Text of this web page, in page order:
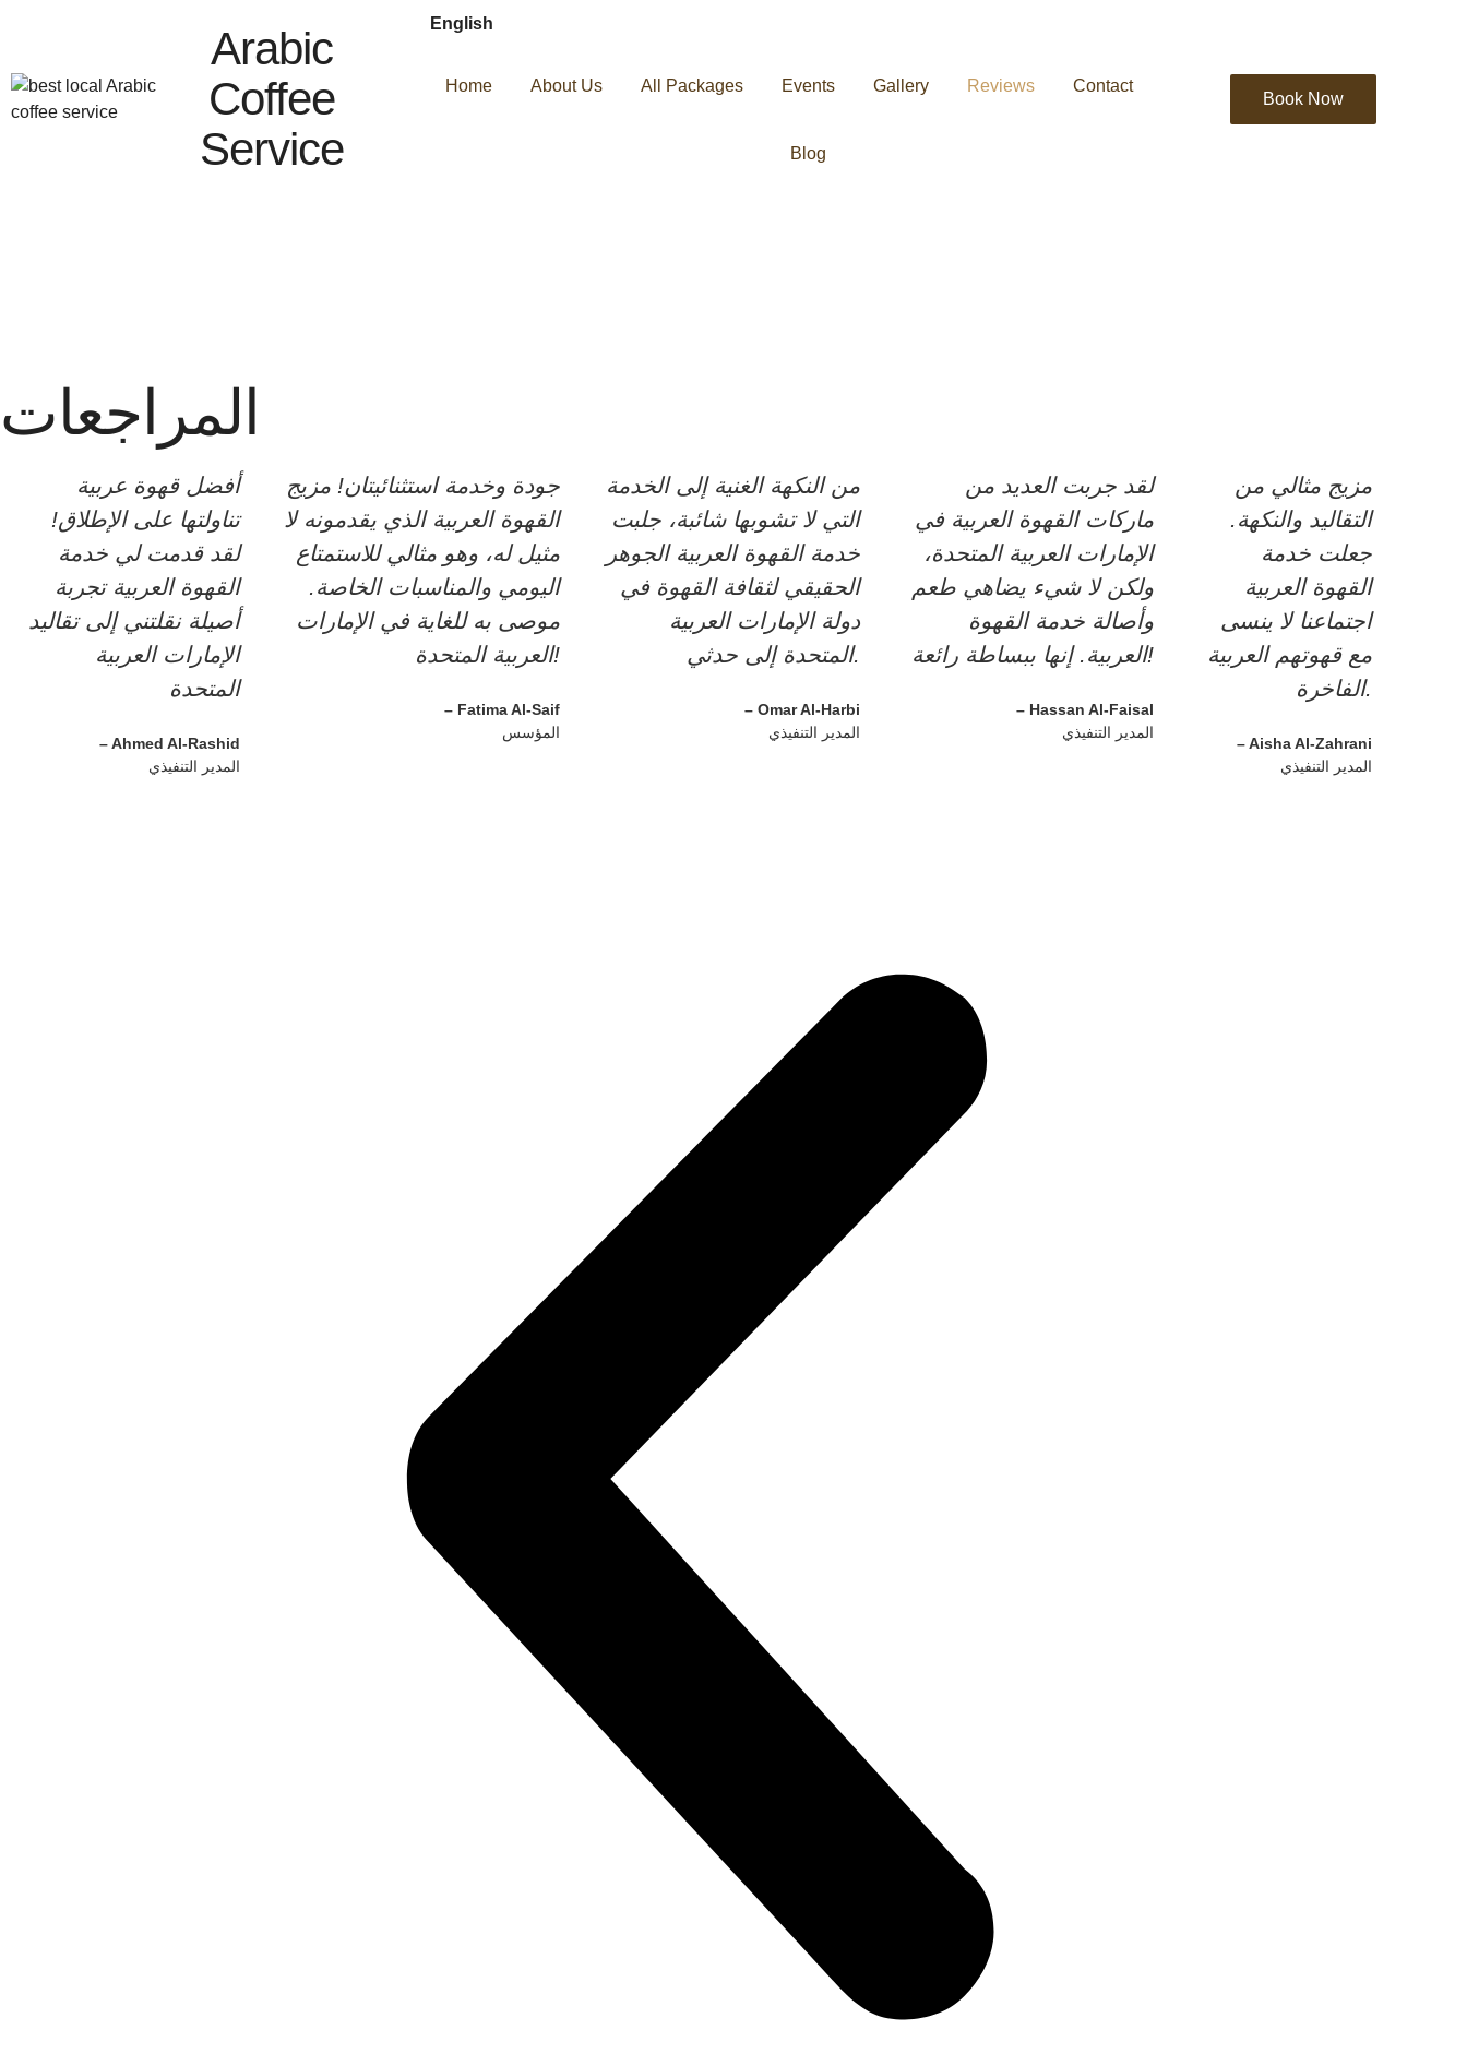
Arabic
Coffee
Service
English
Home About Us All Packages Events Gallery Reviews Contact
Blog
Book Now
المراجعات
أفضل قهوة عربية
تناولتها على الإطلاق!
لقد قدمت لي خدمة
القهوة العربية تجربة
أصيلة نقلتني إلى تقاليد
الإمارات العربية
المتحدة
– Ahmed Al-Rashid
المدير التنفيذي
جودة وخدمة استثنائيتان! مزيج
القهوة العربية الذي يقدمونه لا
مثيل له، وهو مثالي للاستمتاع
اليومي والمناسبات الخاصة.
موصى به للغاية في الإمارات
العربية المتحدة!
– Fatima Al-Saif
المؤسس
من النكهة الغنية إلى الخدمة
التي لا تشوبها شائبة، جلبت
خدمة القهوة العربية الجوهر
الحقيقي لثقافة القهوة في
دولة الإمارات العربية
المتحدة إلى حدثي.
– Omar Al-Harbi
المدير التنفيذي
لقد جربت العديد من
ماركات القهوة العربية في
الإمارات العربية المتحدة،
ولكن لا شيء يضاهي طعم
وأصالة خدمة القهوة
العربية. إنها ببساطة رائعة!
– Hassan Al-Faisal
المدير التنفيذي
مزيج مثالي من
التقاليد والنكهة.
جعلت خدمة
القهوة العربية
اجتماعنا لا ينسى
مع قهوتهم العربية
الفاخرة.
– Aisha Al-Zahrani
المدير التنفيذي